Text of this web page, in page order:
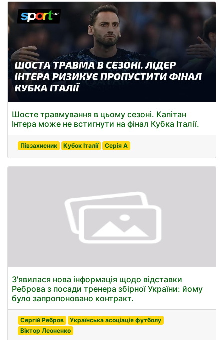
Шосте травмування в цьому сезоні. Капітан
Інтера може не встигнути на фінал Кубка Італії.
Півзахисник Кубок Італії Серія А
З'явилася нова інформація щодо відставки
Реброва з посади тренера збірної України: йому
було запропоновано контракт.
Сергій Ребров
Українська асоціація футболу
Віктор Леоненко